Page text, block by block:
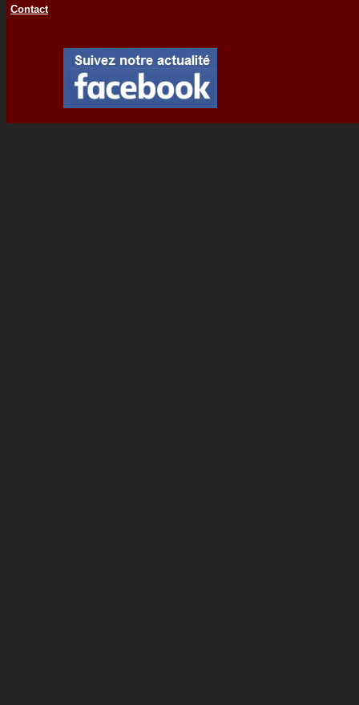
Contact